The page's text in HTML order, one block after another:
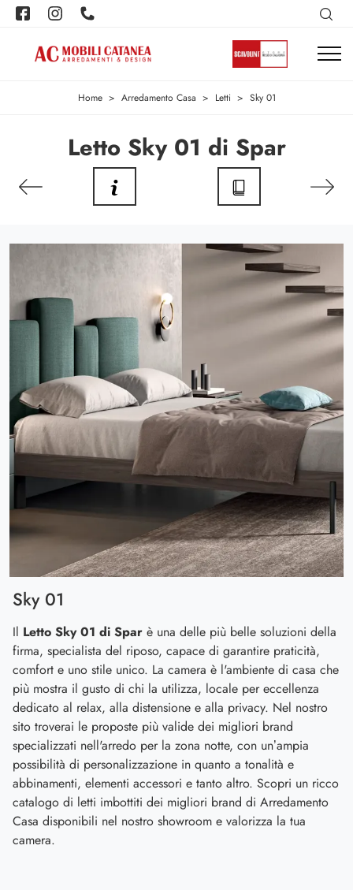
Home > Arredamento Casa > Letti > Sky 01
Letto Sky 01 di Spar
Sky 01
Il Letto Sky 01 di Spar è una delle più belle soluzioni della
firma, specialista del riposo, capace di garantire praticità,
comfort e uno stile unico. La camera è l'ambiente di casa che
più mostra il gusto di chi la utilizza, locale per eccellenza
dedicato al relax, alla distensione e alla privacy. Nel nostro
sito troverai le proposte più valide dei migliori brand
specializzati nell'arredo per la zona notte, con un’ampia
possibilità di personalizzazione in quanto a tonalità e
abbinamenti, elementi accessori e tanto altro. Scopri un ricco
catalogo di letti imbottiti dei migliori brand di Arredamento
Casa disponibili nel nostro showroom e valorizza la tua
camera.